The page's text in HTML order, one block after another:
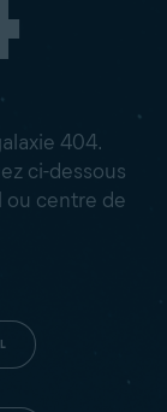
404.
ci-dessous
ou centre de